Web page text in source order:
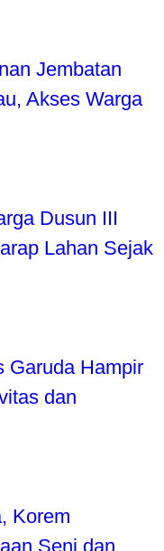
Jembatan
Akses Warga
Dusun III
Lahan Sejak
Garuda Hampir
dan
Korem
Seni dan